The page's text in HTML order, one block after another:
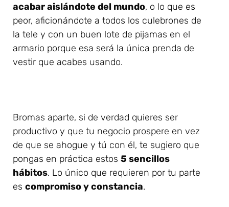
acabar aislándote del mundo, o lo que es
peor, aficionándote a todos los culebrones de
la tele y con un buen lote de pijamas en el
armario porque esa será la única prenda de
vestir que acabes usando.
Bromas aparte, si de verdad quieres ser
productivo y que tu negocio prospere en vez
de que se ahogue y tú con él, te sugiero que
pongas en práctica estos 5 sencillos
hábitos. Lo único que requieren por tu parte
es compromiso y constancia.